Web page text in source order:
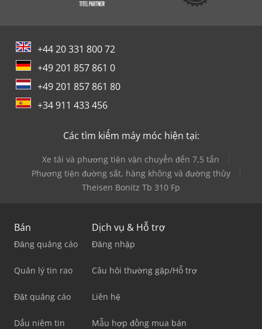
+44 20 331 800 72
+49 201 857 861 0
+49 201 857 861 80
+34 911 433 456
Các tìm kiếm máy móc hiện tại:
Xe tải và phương tiện vận chuyển đến 7,5 tấn
Phương tiện đường sắt, hàng không và đường thủy
Theisen Bonitz Tb 310 Fp
Bán
Đăng quảng cáo
Quản lý tin rao
Đặt quảng cáo
Dấu niêm tin
Dịch vụ & Hỗ trợ
Đăng nhập
Câu hỏi thường gặp/Hỗ trợ
Liên hệ
Mẫu hợp đồng mua bán